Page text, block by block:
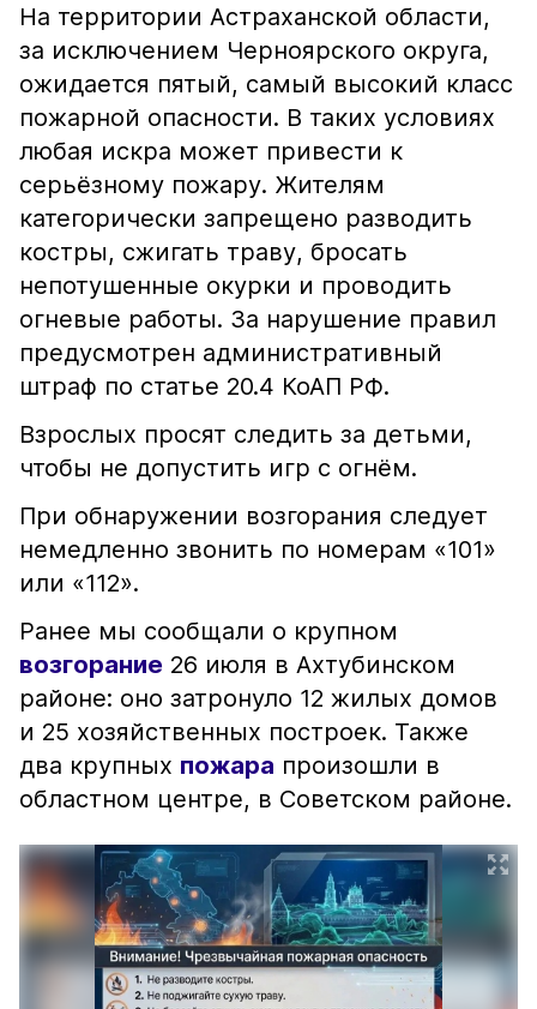
На территории Астраханской области,
за исключением Черноярского округа,
ожидается пятый, самый высокий класс
пожарной опасности. В таких условиях
любая искра может привести к
серьёзному пожару. Жителям
категорически запрещено разводить
костры, сжигать траву, бросать
непотушенные окурки и проводить
огневые работы. За нарушение правил
предусмотрен административный
штраф по статье 20.4 КоАП РФ.
Взрослых просят следить за детьми,
чтобы не допустить игр с огнём.
При обнаружении возгорания следует
немедленно звонить по номерам «101»
или «112».
Ранее мы сообщали о крупном
возгорание 26 июля в Ахтубинском
районе: оно затронуло 12 жилых домов
и 25 хозяйственных построек. Также
два крупных пожара произошли в
областном центре, в Советском районе.